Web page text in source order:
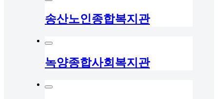
송산노인종합복지관
녹양종합사회복지관